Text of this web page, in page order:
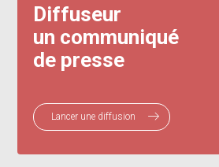
Diffuseur
un communiqué
de presse
Lancer une diffusion